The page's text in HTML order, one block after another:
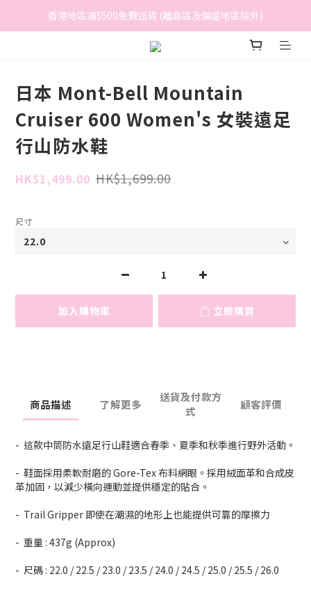
香港地區滿$500免費送貨 (離島區及偏遠地區除外)
香港地區滿$500免費送貨 (離島區及偏遠地區除外)
BreeziB 會員享有額外折扣及積分優惠
日本 Mont-Bell Mountain
Cruiser 600 Women's 女裝遠足
行山防水鞋
HK$1,499.00 HK$1,699.00
尺寸
加入購物車 立即購買
商品描述 了解更多
送貨及付款方
式
顧客評價
- 這款中筒防水遠足行山鞋適合春季、夏季和秋季進行野外活動。
- 鞋面採用柔軟耐磨的 Gore-Tex 布料網眼。採用絨面革和合成皮
革加固，以減少橫向運動並提供穩定的貼合。
- Trail Gripper 即使在潮濕的地形上也能提供可靠的摩擦力
- 重量 : 437g (Approx)
- 尺碼 : 22.0 / 22.5 / 23.0 / 23.5 / 24.0 / 24.5 / 25.0 / 25.5 / 26.0